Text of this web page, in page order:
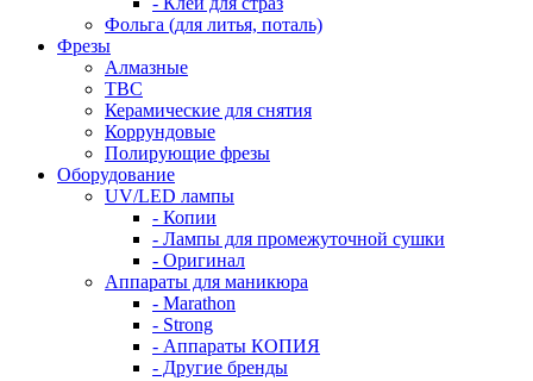
Фольга (для литья, поталь)
Фрезы
Алмазные
ТВС
Керамические для снятия
Коррундовые
Полирующие фрезы
Оборудование
UV/LED лампы
- Копии
- Лампы для промежуточной сушки
- Оригинал
Аппараты для маникюра
- Marathon
- Strong
- Аппараты КОПИЯ
- Другие бренды